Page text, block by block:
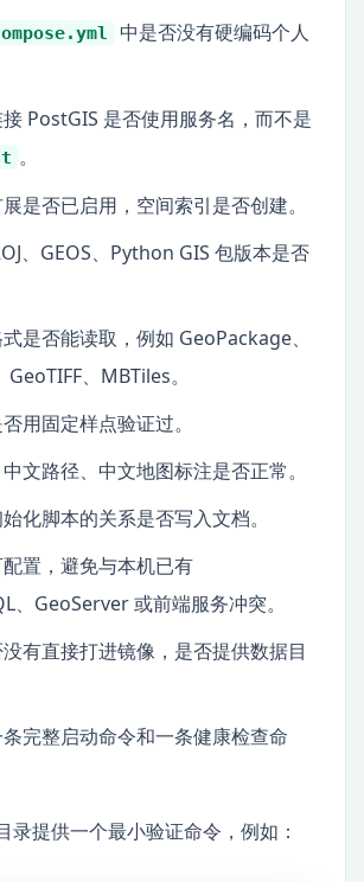
中是否没有硬编码个人
PostGIS 是否使用服务名，而不是
。
是否已启用，空间索引是否创建。
、GEOS、Python GIS 包版本是否
是否能读取，例如 GeoPackage、
GeoTIFF、MBTiles。
用固定样点验证过。
文路径、中文地图标注是否正常。
化脚本的关系是否写入文档。
置，避免与本机已有
、GeoServer 或前端服务冲突。
有直接打进镜像，是否提供数据目
完整启动命令和一条健康检查命
录提供一个最小验证命令，例如：